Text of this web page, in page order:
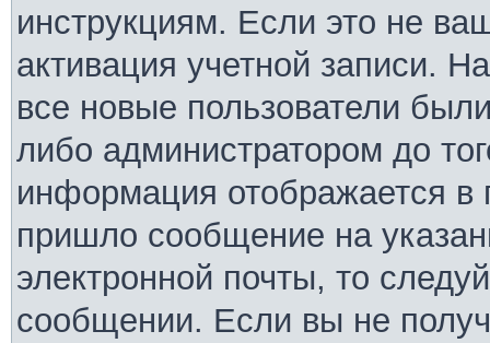
инструкциям. Если это не
активация учетной записи.
все новые пользователи
либо администратором до
информация отображается в
пришло сообщение на
электронной почты, то
сообщении. Если вы не